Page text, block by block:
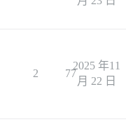
2 77
2025 年11
月 22 日